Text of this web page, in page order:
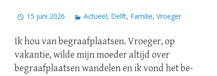
15 juni 2026 Actueel, Delft, Familie,Vroeger
Ik hou van begraafplaatsen. Vroeger, op
vakantie, wilde mijn moeder altijd over
begraafplaatsen wandelen en ik vond het be-